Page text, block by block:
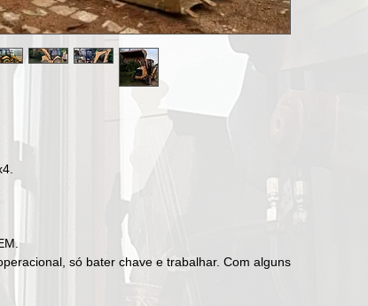
só bater chave e trabalhar. Com alguns